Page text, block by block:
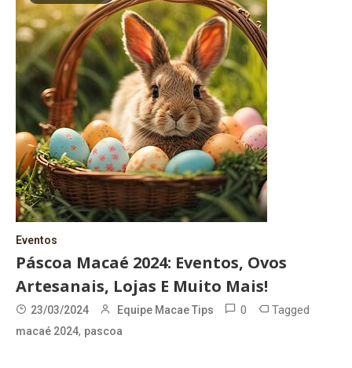
Eventos
Páscoa Macaé 2024: Eventos, Ovos
Artesanais, Lojas E Muito Mais!
23/03/2024 Equipe Macae Tips 0 Tagged
macaé 2024, pascoa